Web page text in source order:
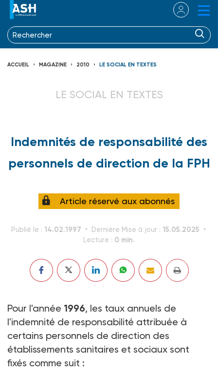
ACCUEIL MAGAZINE 2010 LE SOCIAL EN TEXTES
LE SOCIAL EN TEXTES
Indemnités de responsabilité des
personnels de direction de la FPH
Article réservé aux abonnés
Publié le : 14.02.1997 Dernière Mise à jour : 15.05.2025
Lecture : 0 min.
Pour l'année 1996, les taux annuels de
l'indemnité de responsabilité attribuée à
certains personnels de direction des
établissements sanitaires et sociaux sont
fixés comme suit :